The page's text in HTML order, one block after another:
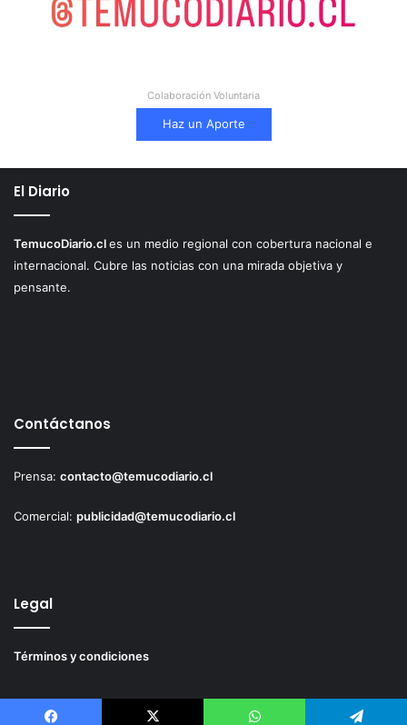
Colaboración Voluntaria
Haz un Aporte
El Diario
TemucoDiario.cles un medio regional con cobertura nacional e
internacional. Cubre las noticias con una mirada objetiva y
pensante.
Contáctanos
Prensa: contacto@temucodiario.cl
Comercial: publicidad@temucodiario.cl
Legal
Términos y condiciones